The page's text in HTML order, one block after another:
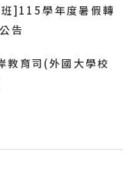
]115學年度暑假轉
告
教育司(外國大學校